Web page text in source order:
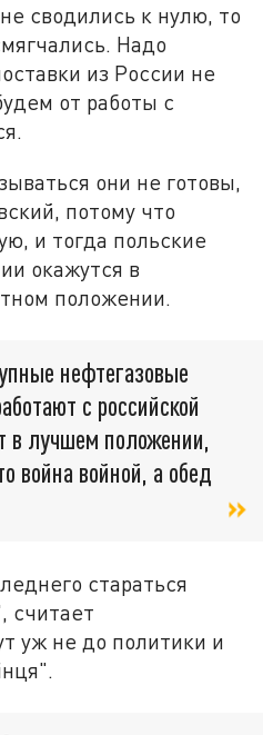
сводились к нулю, то
Надо
из России не
от работы с
они не готовы,
потому что
и тогда польские
окажутся в
положении.
нефтегазовые
с российской
в лучшем положении,
война войной, а обед
стараться
считает
уж не до политики и